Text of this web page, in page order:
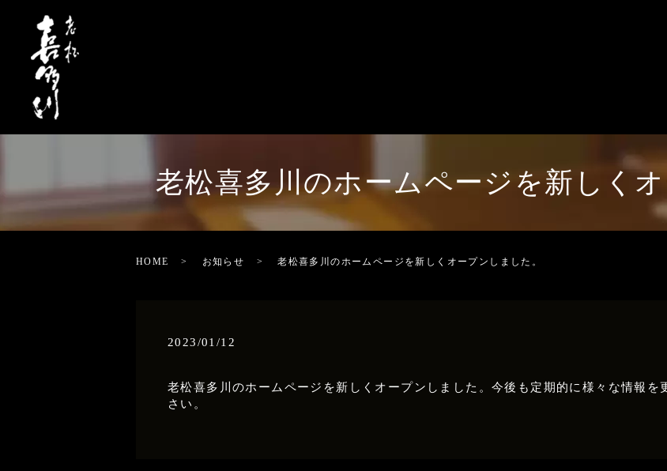
老松喜多川のホームページを新しくオ
HOME お知らせ 老松喜多川のホームページを新しくオープンしました。
2023/01/12
老松喜多川のホームページを新しくオープンしました。今後も定期的に様々な情報を
さい。